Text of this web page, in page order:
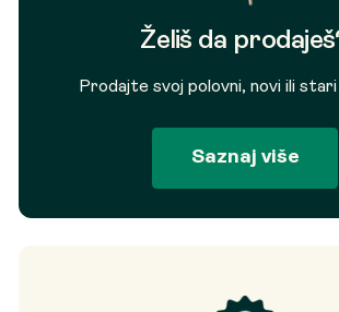
Želiš da
Prodajte svoj polovni, novi ili
Saznaj više